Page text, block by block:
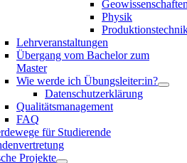
Physik
Lehrveranstaltungen
Übergang vom Bachelor zum
Master
Wie werde ich Übungsleiter:in?
Datenschutzerklärung
Qualitätsmanagement
FAQ
für Studierende
Projekte